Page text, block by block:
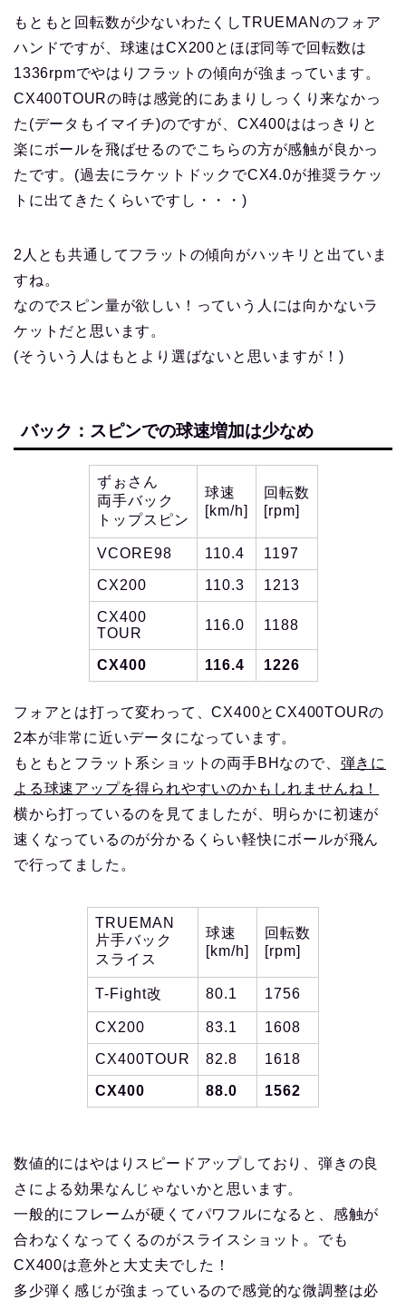
もともと回転数が少ないわたくしTRUEMANのフォア
ハンドですが、球速はCX200とほぼ同等で回転数は
1336rpmでやはりフラットの傾向が強まっています。
CX400TOURの時は感覚的にあまりしっくり来なかっ
た(データもイマイチ)のですが、CX400ははっきりと
楽にボールを飛ばせるのでこちらの方が感触が良かっ
たです。(過去にラケットドックでCX4.0が推奨ラケッ
トに出てきたくらいですし・・・)
2人とも共通してフラットの傾向がハッキリと出ていま
すね。
なのでスピン量が欲しい！っていう人には向かないラ
ケットだと思います。
(そういう人はもとより選ばないと思いますが！)
バック：スピンでの球速増加は少なめ
ずぉさん
両手バック
トップスピン
球速
[km/h]
回転数
[rpm]
VCORE98 110.4 1197
CX200 110.3 1213
CX400
TOUR
116.0 1188
CX400 116.4 1226
フォアとは打って変わって、CX400とCX400TOURの
2本が非常に近いデータになっています。
もともとフラット系ショットの両手BHなので、 弾きに
よる球速アップを得られやすいのかもしれませんね！
横から打っているのを見てましたが、明らかに初速が
速くなっているのが分かるくらい軽快にボールが飛ん
で行ってました。
TRUEMAN
片手バック
スライス
球速
[km/h]
回転数
[rpm]
T-Fight改 80.1 1756
CX200 83.1 1608
CX400TOUR 82.8 1618
CX400 88.0 1562
数値的にはやはりスピードアップしており、弾きの良
さによる効果なんじゃないかと思います。
一般的にフレームが硬くてパワフルになると、感触が
合わなくなってくるのがスライスショット。でも
CX400は意外と大丈夫でした！
多少弾く感じが強まっているので感覚的な微調整は必